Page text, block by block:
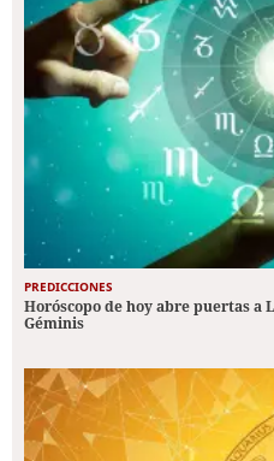
PREDICCIONES
Horóscopo de hoy abre puertas a
Géminis